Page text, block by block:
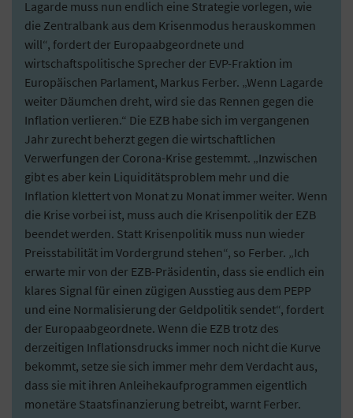
Lagarde muss nun endlich eine Strategie vorlegen, wie
die Zentralbank aus dem Krisenmodus herauskommen
will“, fordert der Europaabgeordnete und
wirtschaftspolitische Sprecher der EVP-Fraktion im
Europäischen Parlament, Markus Ferber. „Wenn Lagarde
weiter Däumchen dreht, wird sie das Rennen gegen die
Inflation verlieren.“ Die EZB habe sich im vergangenen
Jahr zurecht beherzt gegen die wirtschaftlichen
Verwerfungen der Corona-Krise gestemmt. „Inzwischen
gibt es aber kein Liquiditätsproblem mehr und die
Inflation klettert von Monat zu Monat immer weiter. Wenn
die Krise vorbei ist, muss auch die Krisenpolitik der EZB
beendet werden. Statt Krisenpolitik muss nun wieder
Preisstabilität im Vordergrund stehen“, so Ferber. „Ich
erwarte mir von der EZB-Präsidentin, dass sie endlich ein
klares Signal für einen zügigen Ausstieg aus dem PEPP
und eine Normalisierung der Geldpolitik sendet“, fordert
der Europaabgeordnete. Wenn die EZB trotz des
derzeitigen Inflationsdrucks immer noch nicht die Kurve
bekommt, setze sie sich immer mehr dem Verdacht aus,
dass sie mit ihren Anleihekaufprogrammen eigentlich
monetäre Staatsfinanzierung betreibt, warnt Ferber.